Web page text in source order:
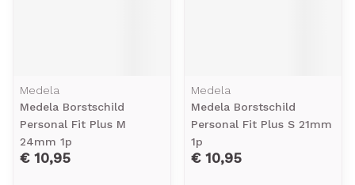
Medela
Medela Borstschild
Personal Fit Plus M
24mm 1p
€ 10,95
Medela
Medela Borstschild
Personal Fit Plus S 21mm
1p
€ 10,95